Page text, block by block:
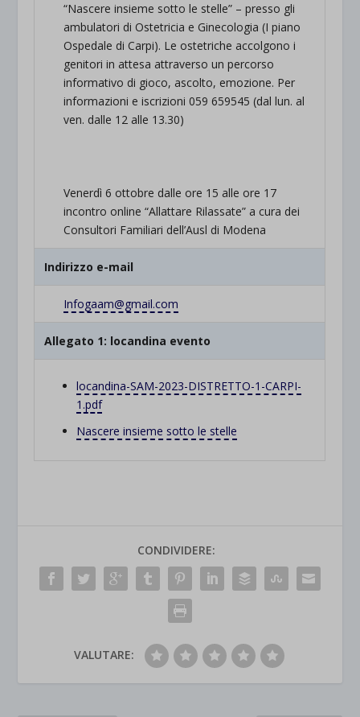
“Nascere insieme sotto le stelle” – presso gli
ambulatori di Ostetricia e Ginecologia (I piano
Ospedale di Carpi). Le ostetriche accolgono i
genitori in attesa attraverso un percorso
informativo di gioco, ascolto, emozione. Per
informazioni e iscrizioni 059 659545 (dal lun. al
ven. dalle 12 alle 13.30)
Venerdì 6 ottobre dalle ore 15 alle ore 17
incontro online “Allattare Rilassate” a cura dei
Consultori Familiari dell’Ausl di Modena
Indirizzo e-mail
Infogaam@gmail.com
Allegato 1: locandina evento
locandina-SAM-2023-DISTRETTO-1-CARPI-
1.pdf
Nascere insieme sotto le stelle
CONDIVIDERE:
VALUTARE: